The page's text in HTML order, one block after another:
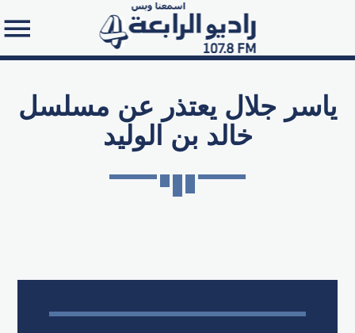
Search in the website:
ياسر جلال يعتذر عن مسلسل
خالد بن الوليد